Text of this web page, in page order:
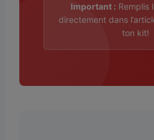
Important : Remplis
directement dans
ton kit!